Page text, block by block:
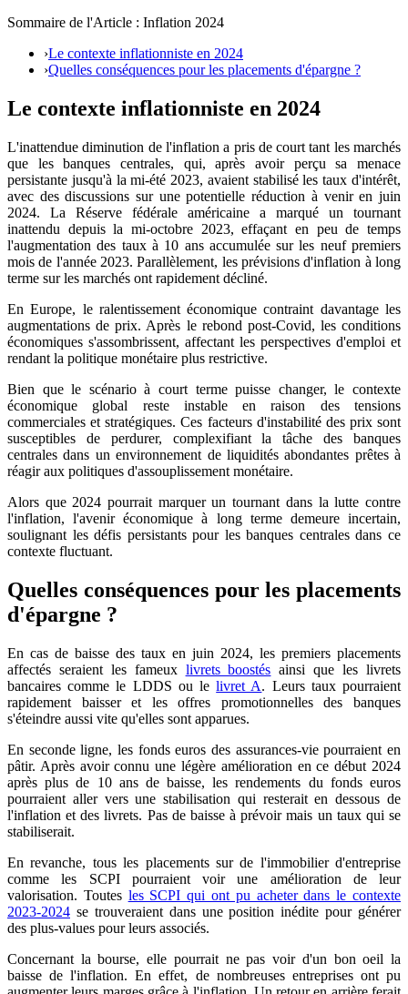
Sommaire de l'Article : Inflation 2024
›Le contexte inflationniste en 2024
›Quelles conséquences pour les placements d'épargne ?
Le contexte inflationniste en 2024
L'inattendue diminution de l'inflation a pris de court tant les marchés
que les banques centrales, qui, après avoir perçu sa menace
persistante jusqu'à la mi-été 2023, avaient stabilisé les taux d'intérêt,
avec des discussions sur une potentielle réduction à venir en juin
2024. La Réserve fédérale américaine a marqué un tournant
inattendu depuis la mi-octobre 2023, effaçant en peu de temps
l'augmentation des taux à 10 ans accumulée sur les neuf premiers
mois de l'année 2023. Parallèlement, les prévisions d'inflation à long
terme sur les marchés ont rapidement décliné.
En Europe, le ralentissement économique contraint davantage les
augmentations de prix. Après le rebond post-Covid, les conditions
économiques s'assombrissent, affectant les perspectives d'emploi et
rendant la politique monétaire plus restrictive.
Bien que le scénario à court terme puisse changer, le contexte
économique global reste instable en raison des tensions
commerciales et stratégiques. Ces facteurs d'instabilité des prix sont
susceptibles de perdurer, complexifiant la tâche des banques
centrales dans un environnement de liquidités abondantes prêtes à
réagir aux politiques d'assouplissement monétaire.
Alors que 2024 pourrait marquer un tournant dans la lutte contre
l'inflation, l'avenir économique à long terme demeure incertain,
soulignant les défis persistants pour les banques centrales dans ce
contexte fluctuant.
Quelles conséquences pour les placements
d'épargne ?
En cas de baisse des taux en juin 2024, les premiers placements
affectés seraient les fameux livrets boostés ainsi que les livrets
bancaires comme le LDDS ou lelivret A. Leurs taux pourraient
rapidement baisser et les offres promotionnelles des banques
s'éteindre aussi vite qu'elles sont apparues.
En seconde ligne, les fonds euros des assurances-vie pourraient en
pâtir. Après avoir connu une légère amélioration en ce début 2024
après plus de 10 ans de baisse, les rendements du fonds euros
pourraient aller vers une stabilisation qui resterait en dessous de
l'inflation et des livrets. Pas de baisse à prévoir mais un taux qui se
stabiliserait.
En revanche, tous les placements sur de l'immobilier d'entreprise
comme les SCPI pourraient voir une amélioration de leur
valorisation. Toutes les SCPI qui ont pu acheter dans le contexte
2023-2024 se trouveraient dans une position inédite pour générer
des plus-values pour leurs associés.
Concernant la bourse, elle pourrait ne pas voir d'un bon oeil la
baisse de l'inflation. En effet, de nombreuses entreprises ont pu